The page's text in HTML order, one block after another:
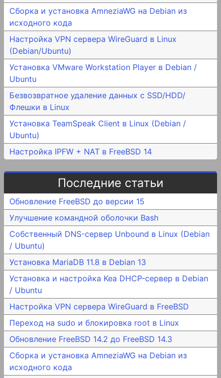
Сборка и установка AmneziaWG на Debian из
исходного кода
Настройка VPN сервера WireGuard в Linux
(Debian/Ubuntu)
Установка VMware Workstation Player в Debian /
Ubuntu
Безвозвратное удаление данных с SSD/HDD/
Флешки в Linux
Установка TeamSpeak Client в Linux (Debian /
Ubuntu)
Настройка IPFW + NAT в FreeBSD 14
Последние статьи
Обновление FreeBSD до версии 15
Улучшение командной оболочки Bash
Собственный DNS-сервер Unbound в Linux (Debian
/ Ubuntu)
Установка MariaDB 11.8 в Debian 13
Установка и настройка Kea DHCP-сервер в Debian
/ Ubuntu
Настройка VPN сервера WireGuard в FreeBSD
Переход на sudo и блокировка root в Linux
Обновление FreeBSD 14.2 до FreeBSD 14.3
Сборка и установка AmneziaWG на Debian из
исходного кода